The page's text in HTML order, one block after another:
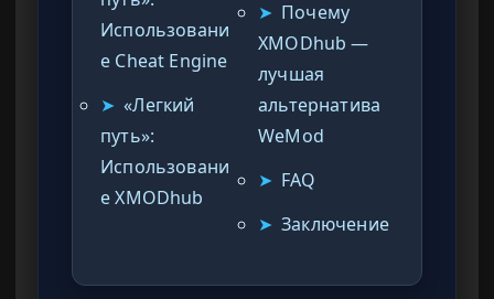
Использовани
е Cheat Engine
➤ «Легкий
путь»:
Использовани
е XMODhub
➤ Почему
XMODhub —
лучшая
альтернатива
WeMod
➤ FAQ
➤ Заключение